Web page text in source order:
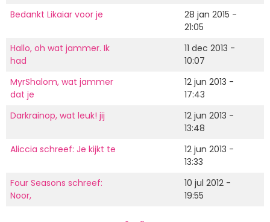
Bedankt Likaiar voor je
28 jan 2015 -
21:05
Hallo, oh wat jammer. Ik
had
11 dec 2013 -
10:07
MyrShalom, wat jammer
dat je
12 jun 2013 -
17:43
Darkrainop, wat leuk! jij
12 jun 2013 -
13:48
Aliccia schreef: Je kijkt te
12 jun 2013 -
13:33
Four Seasons schreef:
Noor,
10 jul 2012 -
19:55